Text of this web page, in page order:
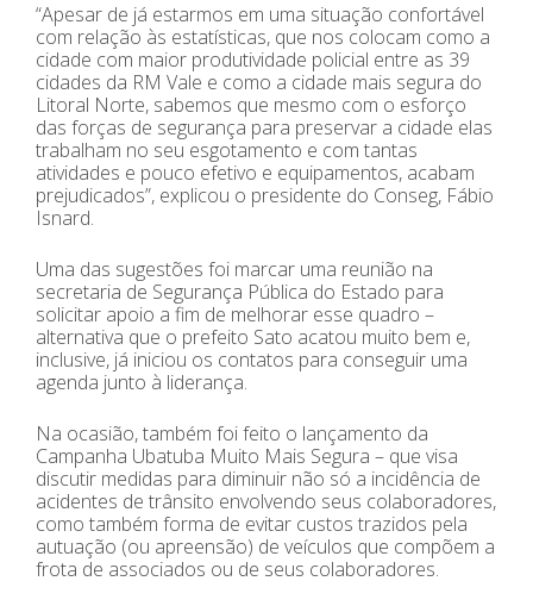
“Apesar de já estarmos em uma situação confortável
com relação às estatísticas, que nos colocam como a
cidade com maior produtividade policial entre as 39
cidades da RM Vale e como a cidade mais segura do
Litoral Norte, sabemos que mesmo com o esforço
das forças de segurança para preservar a cidade elas
trabalham no seu esgotamento e com tantas
atividades e pouco efetivo e equipamentos, acabam
prejudicados”, explicou o presidente do Conseg, Fábio
Isnard.
Uma das sugestões foi marcar uma reunião na
secretaria de Segurança Pública do Estado para
solicitar apoio a fim de melhorar esse quadro –
alternativa que o prefeito Sato acatou muito bem e,
inclusive, já iniciou os contatos para conseguir uma
agenda junto à liderança.
Na ocasião, também foi feito o lançamento da
Campanha Ubatuba Muito Mais Segura – que visa
discutir medidas para diminuir não só a incidência de
acidentes de trânsito envolvendo seus colaboradores,
como também forma de evitar custos trazidos pela
autuação (ou apreensão) de veículos que compõem a
frota de associados ou de seus colaboradores.